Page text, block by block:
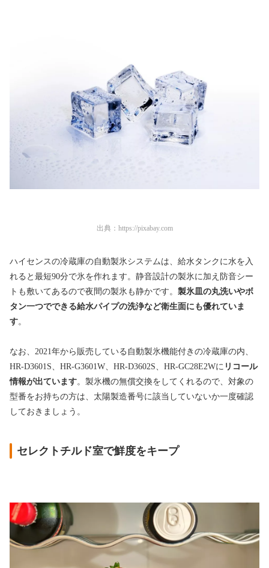
出典： https://pixabay.com
ハイセンスの冷蔵庫の自動製氷システムは、給水タンクに水を入
れると最短90分で氷を作れます。静音設計の製氷に加え防音シー
トも敷いてあるので夜間の製氷も静かです。 製氷皿の丸洗いやボ
タン一つでできる給水パイプの洗浄など衛生面にも優れていま
す。
なお、2021年から販売している自動製氷機能付きの冷蔵庫の内、
HR-D3601S、HR-G3601W、HR-D3602S、HR-GC28E2Wに リコール
情報が出ています。製氷機の無償交換をしてくれるので、対象の
型番をお持ちの方は、太陽製造番号に該当していないか一度確認
しておきましょう。
セレクトチルド室で鮮度をキープ